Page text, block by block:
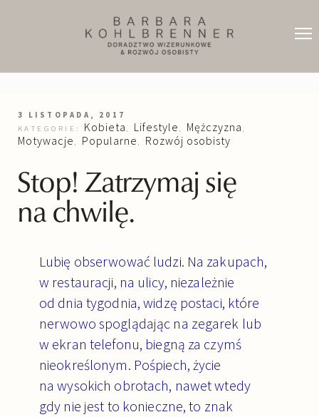
3 LISTOPADA, 2017
KATEGORIE: Kobieta , Lifestyle , Mężczyzna ,
Motywacje , Popularne , Rozwój osobisty
Stop! Zatrzymaj się
na chwilę.
Lubię obserwować ludzi. Na zakupach,
w restauracji, na ulicy, niezależnie
od dnia tygodnia, widzę postaci, które
nerwowo spoglądając na zegarek lub
w ekran telefonu, biegną za czymś
nieokreślonym. Pośpiech, życie
na wysokich obrotach, nawet wtedy
gdy nie jest to konieczne, to znak